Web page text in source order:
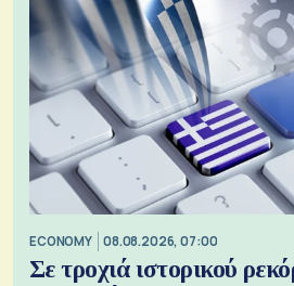
ECONOMY 08.08.2026, 07:00
Σε τροχιά ιστορικού